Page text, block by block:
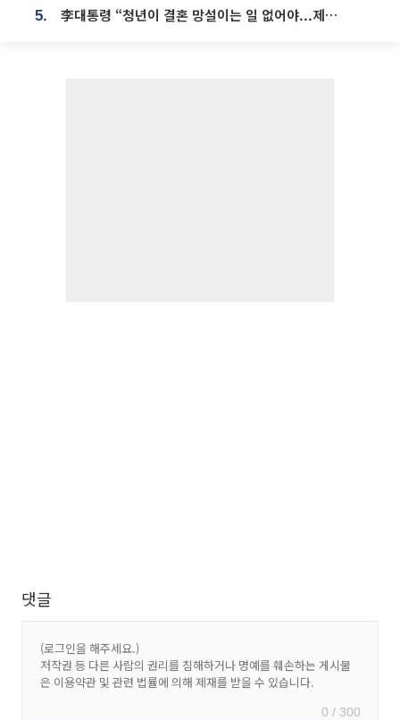
5. 李대통령 “청년이 결혼 망설이는 일 없어야...제도상 불이익 조사”
댓글
0 / 300